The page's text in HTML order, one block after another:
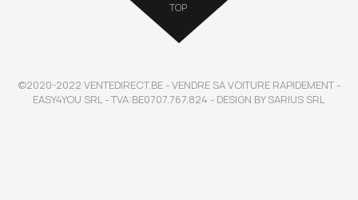
TOP
©2020-2022 VENTEDIRECT.BE - VENDRE SA VOITURE RAPIDEMENT -
EASY4YOU SRL - TVA:BE0707.767.824 - DESIGN BY SARIUS SRL